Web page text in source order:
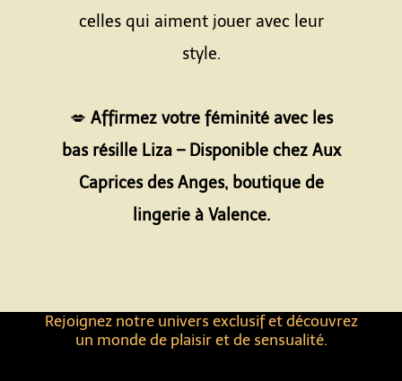
Rejoignez notre univers exclusif et découvrez
un monde de plaisir et de sensualité.
celles qui aiment jouer avec leur
style.
💋 Affirmez votre féminité avec les
bas résille Liza – Disponible chez Aux
Caprices des Anges, boutique de
lingerie à Valence.